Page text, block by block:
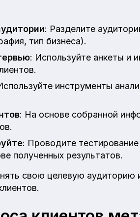
: Разделите
тип бизнеса).
: Используйте анкеты и
инструменты
: На основе собранной
: Проводите
полученных результатов.
свою целевую аудиторию